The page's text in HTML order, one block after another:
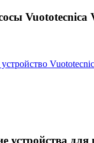
Vuototecnica
устройства для